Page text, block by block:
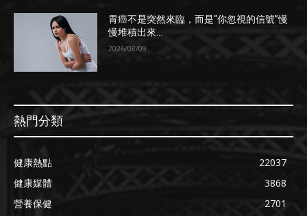
胃癌不是突然來臨，而是“你忽視的信號”慢
慢堆積出來...
2026/08/09
熱門分類
健康熱點
22037
健康媒體
3868
營養保健
2701